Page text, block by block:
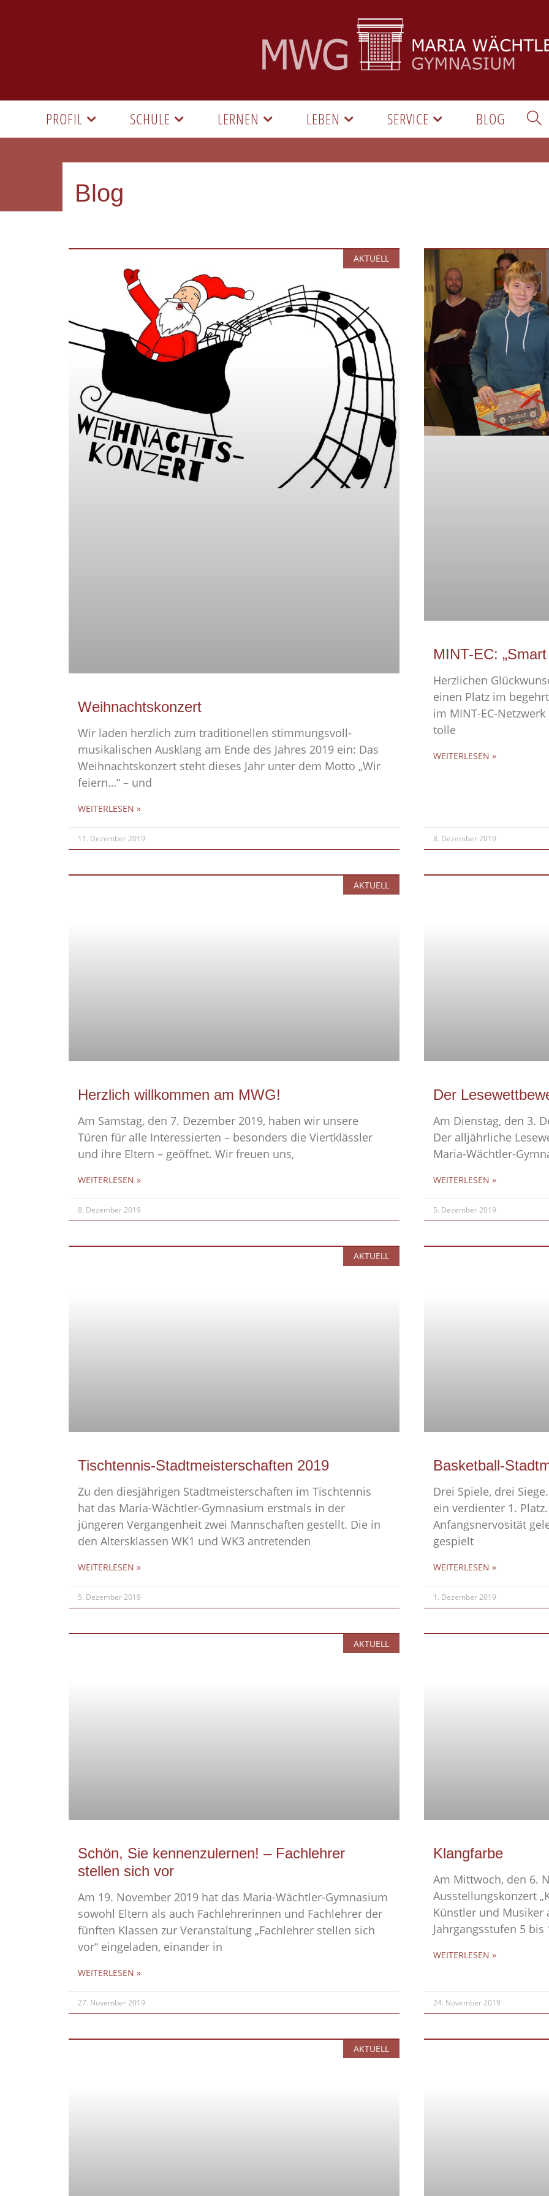
PROFIL SCHULE LERNEN LEBEN SERVICE BLOG
Blog
AKTUELL
Weihnachtskonzert
Wir laden herzlich zum traditionellen stimmungsvoll-
musikalischen Ausklang am Ende des Jahres 2019 ein: Das
Weihnachtskonzert steht dieses Jahr unter dem Motto „Wir
feiern…“ – und
WEITERLESEN »
11. Dezember 2019
MINT-EC:
Herzlichen
einen Platz im
im MINT-EC-
tolle
WEITERLESEN »
8. Dezember 2019
AKTUELL
Herzlich willkommen am MWG!
Am Samstag, den 7. Dezember 2019, haben wir unsere
Türen für alle Interessierten – besonders die Viertklässler
und ihre Eltern – geöffnet. Wir freuen uns,
WEITERLESEN »
8. Dezember 2019
Der
Am Dienstag, den 3.
Der alljährliche
Maria-Wächtler-
WEITERLESEN »
5. Dezember 2019
AKTUELL
Tischtennis-Stadtmeisterschaften 2019
Zu den diesjährigen Stadtmeisterschaften im Tischtennis
hat das Maria-Wächtler-Gymnasium erstmals in der
jüngeren Vergangenheit zwei Mannschaften gestellt. Die in
den Altersklassen WK1 und WK3 antretenden
WEITERLESEN »
5. Dezember 2019
Basketball-
Drei Spiele, drei
ein verdienter 1.
Anfangsnervosität
gespielt
WEITERLESEN »
1. Dezember 2019
AKTUELL
Schön, Sie kennenzulernen! – Fachlehrer
stellen sich vor
Am 19. November 2019 hat das Maria-Wächtler-Gymnasium
sowohl Eltern als auch Fachlehrerinnen und Fachlehrer der
fünften Klassen zur Veranstaltung „Fachlehrer stellen sich
vor“ eingeladen, einander in
WEITERLESEN »
27. November 2019
Klangfarbe
Am Mittwoch, den 6.
Ausstellungskonzert
Künstler und Musiker
Jahrgangsstufen 5 bis
WEITERLESEN »
24. November 2019
AKTUELL